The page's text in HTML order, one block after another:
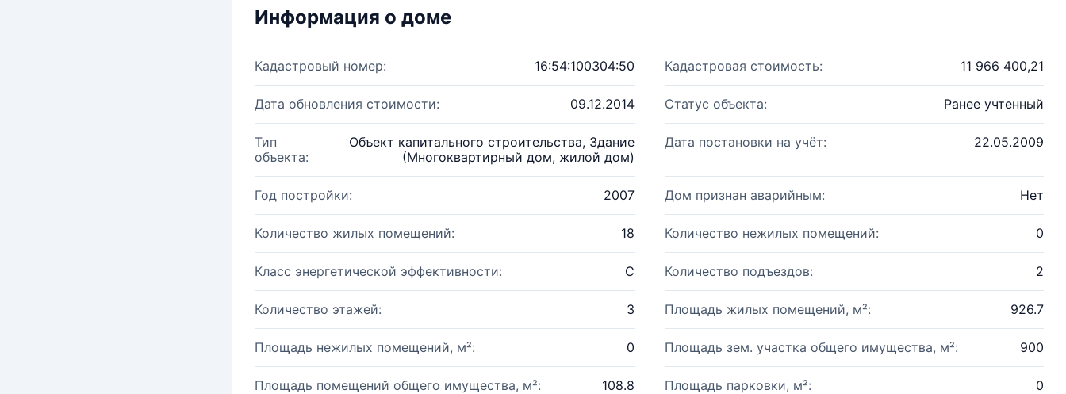
Информация о доме
Кадастровый номер: 16:54:100304:50 Кадастровая стоимость: 11 966 400,21
Дата обновления стоимости: 09.12.2014 Статус объекта: Ранее учтенный
Тип
объекта:
Объект капитального строительства, Здание
(Многоквартирный дом, жилой дом)
Дата постановки на учёт: 22.05.2009
Год постройки: 2007 Дом признан аварийным: Нет
Количество жилых помещений: 18 Количество нежилых помещений: 0
Класс энергетической эффективности: C Количество подъездов: 2
Количество этажей: 3 Площадь жилых помещений, м²: 926.7
Площадь нежилых помещений, м²: 0 Площадь зем. участка общего имущества, м²: 900
Площадь помещений общего имущества, м²: 108.8 Площадь парковки, м²: 0